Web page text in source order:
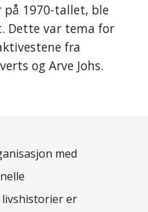
1970-tallet, ble
Dette var tema for
fra
og Arve Johs.
med
livshistorier er